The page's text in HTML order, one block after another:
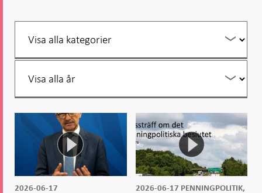
Filtrera
Filtrera
2026-06-17 2026-06-17 PENNINGPOLITIK,